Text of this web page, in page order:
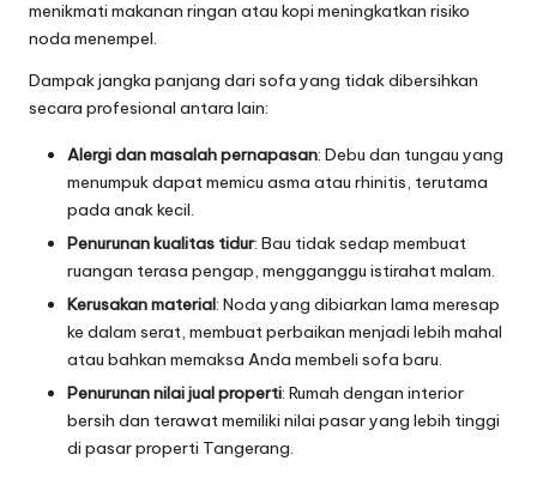
menikmati makanan ringan atau kopi meningkatkan risiko
noda menempel.
Dampak jangka panjang dari sofa yang tidak dibersihkan
secara profesional antara lain:
Alergi dan masalah pernapasan: Debu dan tungau yang
menumpuk dapat memicu asma atau rhinitis, terutama
pada anak kecil.
Penurunan kualitas tidur: Bau tidak sedap membuat
ruangan terasa pengap, mengganggu istirahat malam.
Kerusakan material: Noda yang dibiarkan lama meresap
ke dalam serat, membuat perbaikan menjadi lebih mahal
atau bahkan memaksa Anda membeli sofa baru.
Penurunan nilai jual properti: Rumah dengan interior
bersih dan terawat memiliki nilai pasar yang lebih tinggi
di pasar properti Tangerang.